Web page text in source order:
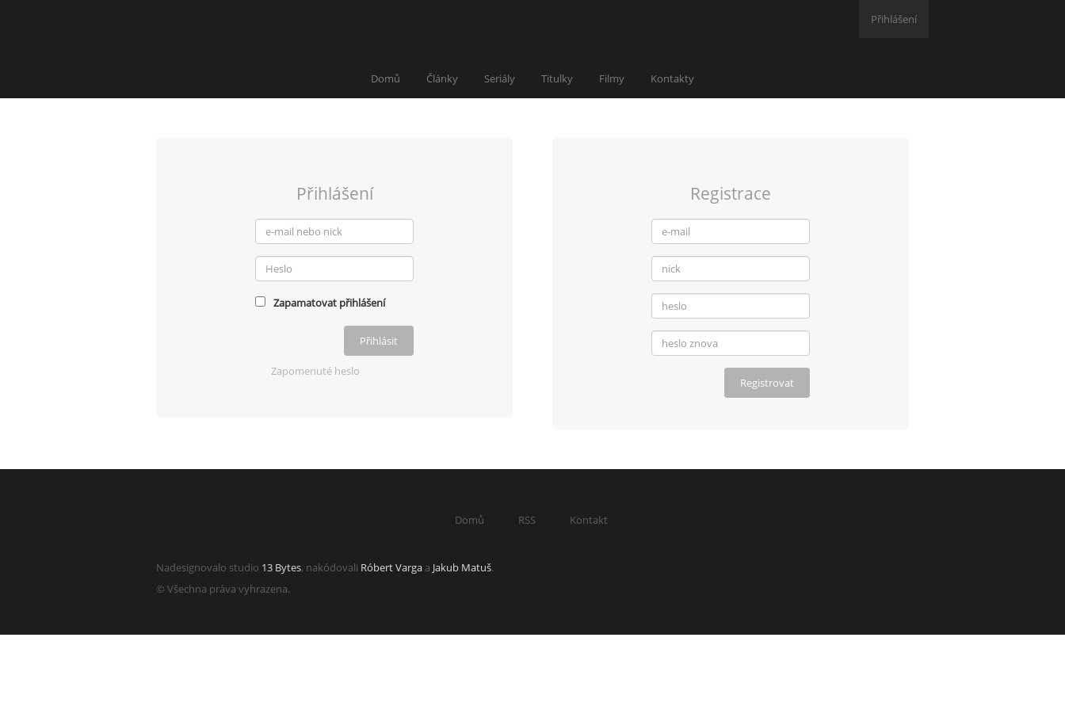
Přihlášení
Domů Články Seriály Titulky Filmy Kontakty
Přihlášení
Zapamatovat přihlášení
Zapomenuté heslo
Registrace
Domů RSS Kontakt
Nadesignovalo studio 13 Bytes, nakódovali Róbert Varga a Jakub Matuš.
© Všechna práva vyhrazena.